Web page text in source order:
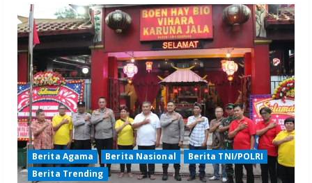
Berita Agama Berita Nasional
Berita TNI/POLRI
Berita Trending